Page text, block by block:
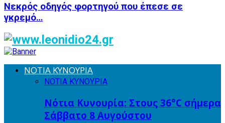
Νεκρός οδηγός φορτηγού που έπεσε σε
γκρεμό…
ΝΟΤΙΑ ΚΥΝΟΥΡΙΑ
ΝΟΤΙΑ ΚΥΝΟΥΡΙΑ
Νότια Κυνουρία: Στους 36°C σήμερα
Σάββατο 8 Αυγούστου